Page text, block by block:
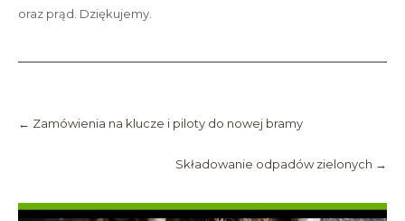
oraz prąd. Dziękujemy.
navigation
← Zamówienia na klucze i piloty do nowej bramy
Składowanie odpadów zielonych →